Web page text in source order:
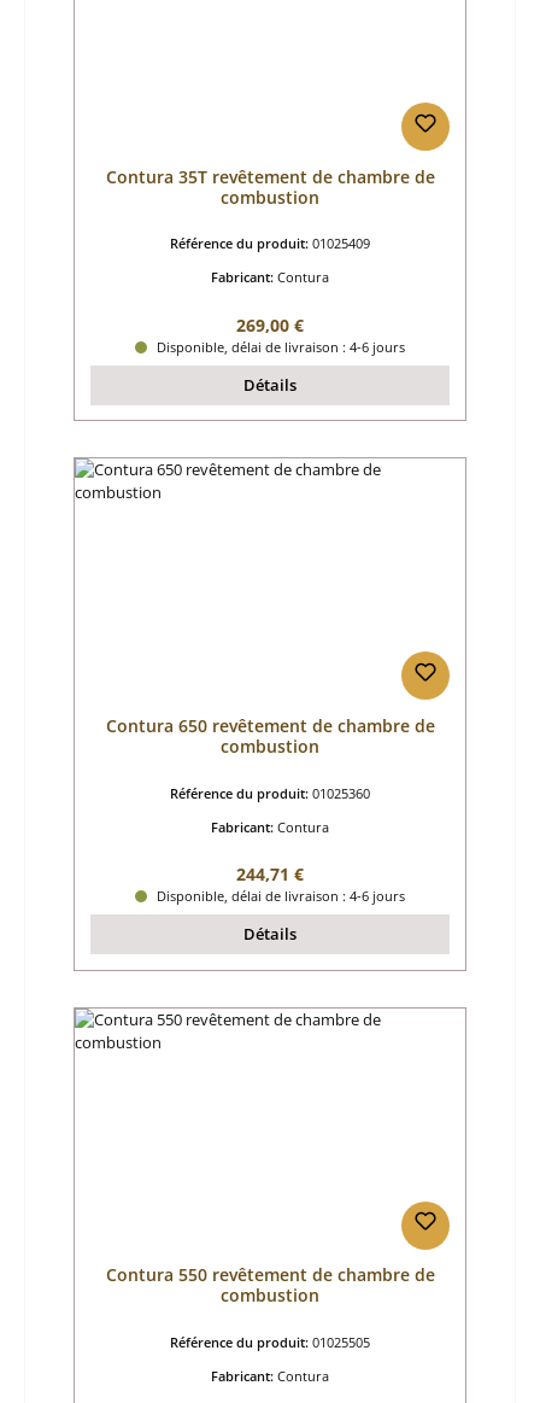
Contura 35T revêtement de chambre de
combustion
Référence du produit: 01025409
Fabricant: Contura
Prix régulier :
269,00 €
Disponible, délai de livraison : 4-6 jours
Détails
Contura 650 revêtement de chambre de
combustion
Référence du produit: 01025360
Fabricant: Contura
Prix régulier :
244,71 €
Disponible, délai de livraison : 4-6 jours
Détails
Contura 550 revêtement de chambre de
combustion
Référence du produit: 01025505
Fabricant: Contura